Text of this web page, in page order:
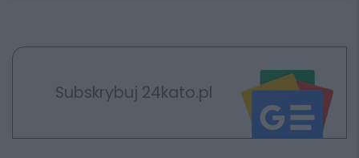
Subskrybuj 24kato.pl